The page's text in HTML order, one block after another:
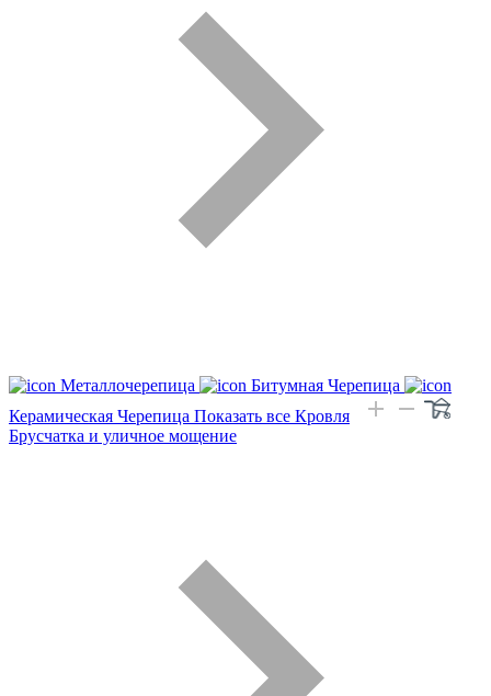
Металлочерепица
Битумная Черепица
Керамическая Черепица Показать все Кровля
Брусчатка и уличное мощение